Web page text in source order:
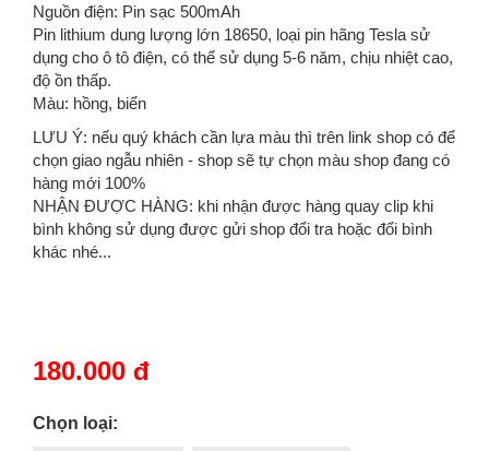
Nguồn điện: Pin sạc 500mAh
Pin lithium dung lượng lớn 18650, loại pin hãng Tesla sử
dụng cho ô tô điện, có thể sử dụng 5-6 năm, chịu nhiệt cao,
độ ồn thấp.
Màu: hồng, biển
LƯU Ý: nếu quý khách cần lựa màu thì trên link shop có để
chọn giao ngẫu nhiên - shop sẽ tự chọn màu shop đang có
hàng mới 100%
NHẬN ĐƯỢC HÀNG: khi nhận được hàng quay clip khi
bình không sử dụng được gửi shop đổi tra hoặc đổi bình
khác nhé...
180.000 đ
Chọn loại: